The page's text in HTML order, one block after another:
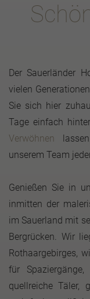
Der Sauerländer
vielen
Sie sich hier
Tage einfach
Verwöhnen
unserem Team
Genießen Sie in
inmitten der
im Sauerland mit
Bergrücken. Wir
Rothaargebirges,
für Spaziergänge,
quellreiche Täler,